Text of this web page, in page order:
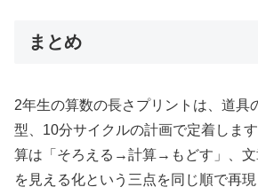
まとめ
2年生の算数の長さプリントは、道具
型、10分サイクルの計画で定着しま
算は「そろえる→計算→もどす」、文
を見える化という三点を同じ順で再現